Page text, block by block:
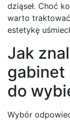
dziąseł. Choć
warto
estetykę
Jak
gabinet
do
Wybór